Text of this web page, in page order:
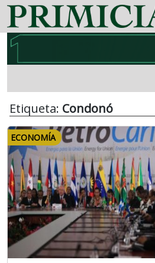
Etiqueta: Condonó
ECONOMÍA